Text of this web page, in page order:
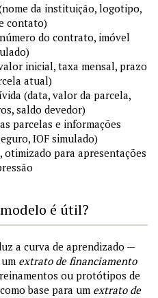
da instituição, logotipo,
contato)
do contrato, imóvel
inicial, taxa mensal, prazo
atual)
(data, valor da parcela,
saldo devedor)
parcelas e informações
IOF simulado)
para apresentações
é útil?
a curva de aprendizado —
extrato de financiamento
ou protótipos de
base para um extrato de